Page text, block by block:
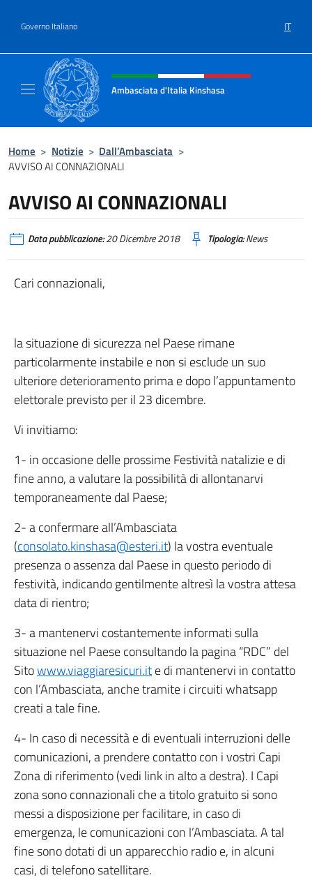
Governo Italiano IT
Intestazione sito, social e menù
Ambasciata d'Italia Kinshasa
Home > Notizie > Dall’Ambasciata >
AVVISO AI CONNAZIONALI
AVVISO AI CONNAZIONALI
Data pubblicazione:20 Dicembre 2018 Tipologia:News
Cari connazionali,
la situazione di sicurezza nel Paese rimane
particolarmente instabile e non si esclude un suo
ulteriore deterioramento prima e dopo l’appuntamento
elettorale previsto per il 23 dicembre.
Vi invitiamo:
1- in occasione delle prossime Festività natalizie e di
fine anno, a valutare la possibilità di allontanarvi
temporaneamente dal Paese;
2- a confermare all’Ambasciata
(consolato.kinshasa@esteri.it) la vostra eventuale
presenza o assenza dal Paese in questo periodo di
festività, indicando gentilmente altresì la vostra attesa
data di rientro;
3- a mantenervi costantemente informati sulla
situazione nel Paese consultando la pagina “RDC” del
Sitowww.viaggiaresicuri.ite di mantenervi in contatto
con l’Ambasciata, anche tramite i circuiti whatsapp
creati a tale fine.
4- In caso di necessità e di eventuali interruzioni delle
comunicazioni, a prendere contatto con i vostri Capi
Zona di riferimento (vedi link in alto a destra). I Capi
zona sono connazionali che a titolo gratuito si sono
messi a disposizione per facilitare, in caso di
emergenza, le comunicazioni con l’Ambasciata. A tal
fine sono dotati di un apparecchio radio e, in alcuni
casi, di telefono satellitare.